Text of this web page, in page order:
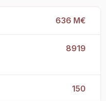
636 M€
8919
150